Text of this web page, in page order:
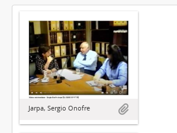
Jarpa, Sergio Onofre